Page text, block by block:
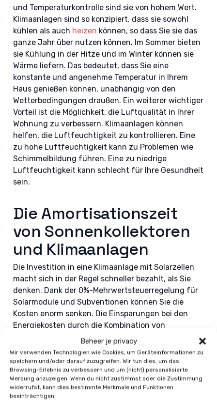
Beheer je privacy
Wir verwenden Technologien wie Cookies, um Geräteinformationen zu
speichern und/oder darauf zuzugreifen. Wir tun dies, um das
Browsing-Erlebnis zu verbessern und um (nicht) personalisierte
Werbung anzuzeigen. Wenn du nicht zustimmst oder die Zustimmung
widerrufst, kann dies bestimmte Merkmale und Funktionen
beeinträchtigen.
und Temperaturkontrolle sind sie von hohem Wert.
Klimaanlagen sind so konzipiert, dass sie sowohl
kühlen als auch heizen können, so dass Sie sie das
ganze Jahr über nutzen können. Im Sommer bieten
sie Kühlung in der Hitze und im Winter können sie
Wärme liefern. Das bedeutet, dass Sie eine
konstante und angenehme Temperatur in Ihrem
Haus genießen können, unabhängig von den
Wetterbedingungen draußen. Ein weiterer wichtiger
Vorteil ist die Möglichkeit, die Luftqualität in Ihrer
Wohnung zu verbessern. Klimaanlagen können
helfen, die Luftfeuchtigkeit zu kontrollieren. Eine
zu hohe Luftfeuchtigkeit kann zu Problemen wie
Schimmelbildung führen. Eine zu niedrige
Luftfeuchtigkeit kann schlecht für Ihre Gesundheit
sein.
Die Amortisationszeit
von Sonnenkollektoren
und Klimaanlagen
Die Investition in eine Klimaanlage mit Solarzellen
macht sich in der Regel schneller bezahlt, als Sie
denken. Dank der 0%-Mehrwertsteuerregelung für
Solarmodule und Subventionen können Sie die
Kosten enorm senken. Die Einsparungen bei den
Energiekosten durch die Kombination von
Klimaanlage und Solarmodulen können sich daher
auf Hunderte von Euro pro Jahr belaufen. Die
Amortisationszeit liegt im Durchschnitt zwischen 6
und 10 Jahren. Danach profitieren Sie noch
jahrelang von der kostenlosen Energie der Sonne.
Hier kann ein